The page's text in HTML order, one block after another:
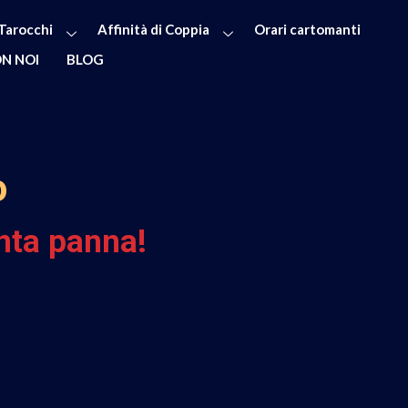
Affinità di Coppia
Orari cartomanti
NOI
BLOG
panna!